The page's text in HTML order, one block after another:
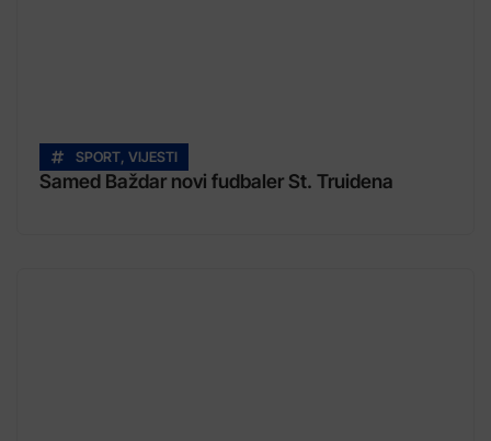
SPORT VIJESTI
Samed Baždar novi fudbaler St. Truidena